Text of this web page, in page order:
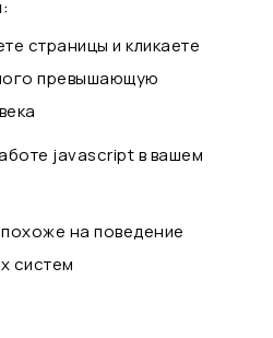
страницы и кликаете
превышающую
javascript в вашем
на поведение
систем